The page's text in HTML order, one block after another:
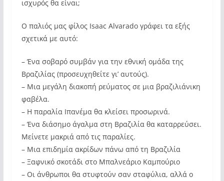
ισχυρός θα είναι;
Ο παλιός μας φίλος Isaac Alvarado γράφει τα εξής
σχετικά με αυτό:
– Ένα σοβαρό συμβάν για την εθνική ομάδα της
Βραζιλίας (προσευχηθείτε γι’ αυτούς).
– Μια μεγάλη διακοπή ρεύματος σε μια βραζιλιάνικη
φαβέλα.
– Η παραλία Ιπανέμα θα κλείσει προσωρινά.
– Ένα διάσημο άγαλμα στη Βραζιλία θα καταρρεύσει.
Μείνετε μακριά από τις παραλίες.
– Μια επιδημία ακρίδων πάνω από τη Βραζιλία
– Ξαφνικό σκοτάδι στο Μπαλνεάριο Καμπούριο
– Οι άνθρωποι θα στυφτούν σαν σταφύλια, αλλά ο